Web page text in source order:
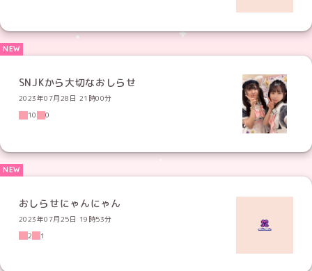
SNJKから大切なおしらせ
2023年07月28日 21時00分
10
0
おしらせにゃんにゃん
2023年07月25日 19時53分
2
1